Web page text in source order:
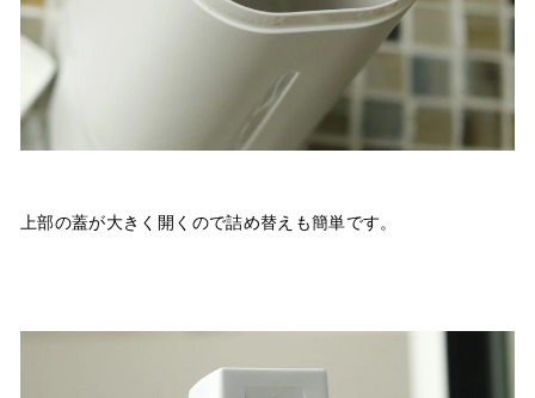
上部の蓋が大きく開くので詰め替えも簡単です。